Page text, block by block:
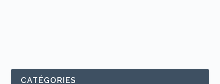
CATÉGORIES